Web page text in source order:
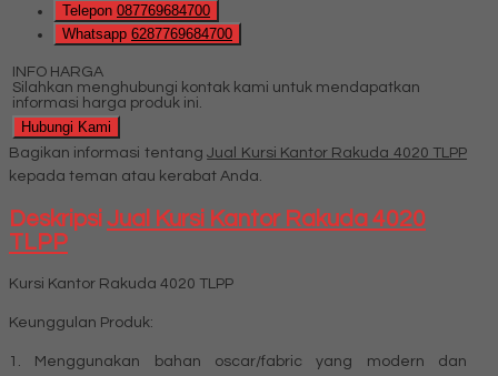
Telepon 087769684700
Whatsapp 6287769684700
INFO HARGA
Silahkan menghubungi kontak kami untuk mendapatkan
informasi harga produk ini.
Hubungi Kami
Bagikan informasi tentangJual Kursi Kantor Rakuda 4020 TLPP
kepada teman atau kerabat Anda.
DeskripsiJual Kursi Kantor Rakuda 4020
TLPP
Kursi Kantor Rakuda 4020 TLPP
Keunggulan Produk:
1. Menggunakan bahan oscar/fabric yang modern dan